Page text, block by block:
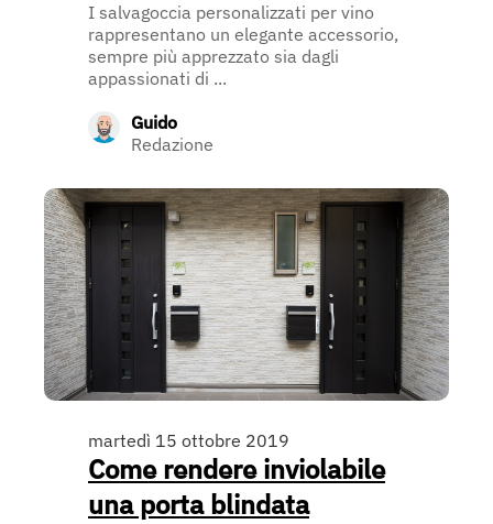
I salvagoccia personalizzati per vino
rappresentano un elegante accessorio,
sempre più apprezzato sia dagli
appassionati di ...
Guido
Redazione
martedì 15 ottobre 2019
Come rendere inviolabile
una porta blindata